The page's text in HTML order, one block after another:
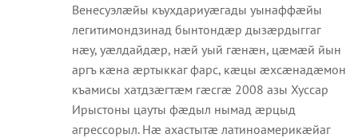
Венесуэлæйы къухдариуæгады уынаффæйы
легитимондзинад бынтондæр дызæрдыггаг
нæу, уæлдайдæр, нæй уый гæнæн, цæмæй йын
аргъ кæна æртыккаг фарс, кæцы æхсæнадæмон
къамисы хатдзæгтæм гæсгæ 2008 азы Хуссар
Ирыстоны цауты фæдыл нымад æрцыд
агрессорыл. Нæ ахастытæ латиноамерикæйаг